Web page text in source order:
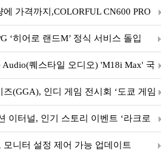
가격까지,COLORFUL CN600 PRO
‘히어로 랜드M’ 정식 서비스 돌입
Audio(퀘스타일 오디오) 'M18i Max' 국
(GGA), 인디 게임 전시회 ‘도쿄 게임
이터널, 인기 스토리 이벤트 ‘라크로
기념 이벤트 실시!
모니터 설정 제어 가능 업데이트